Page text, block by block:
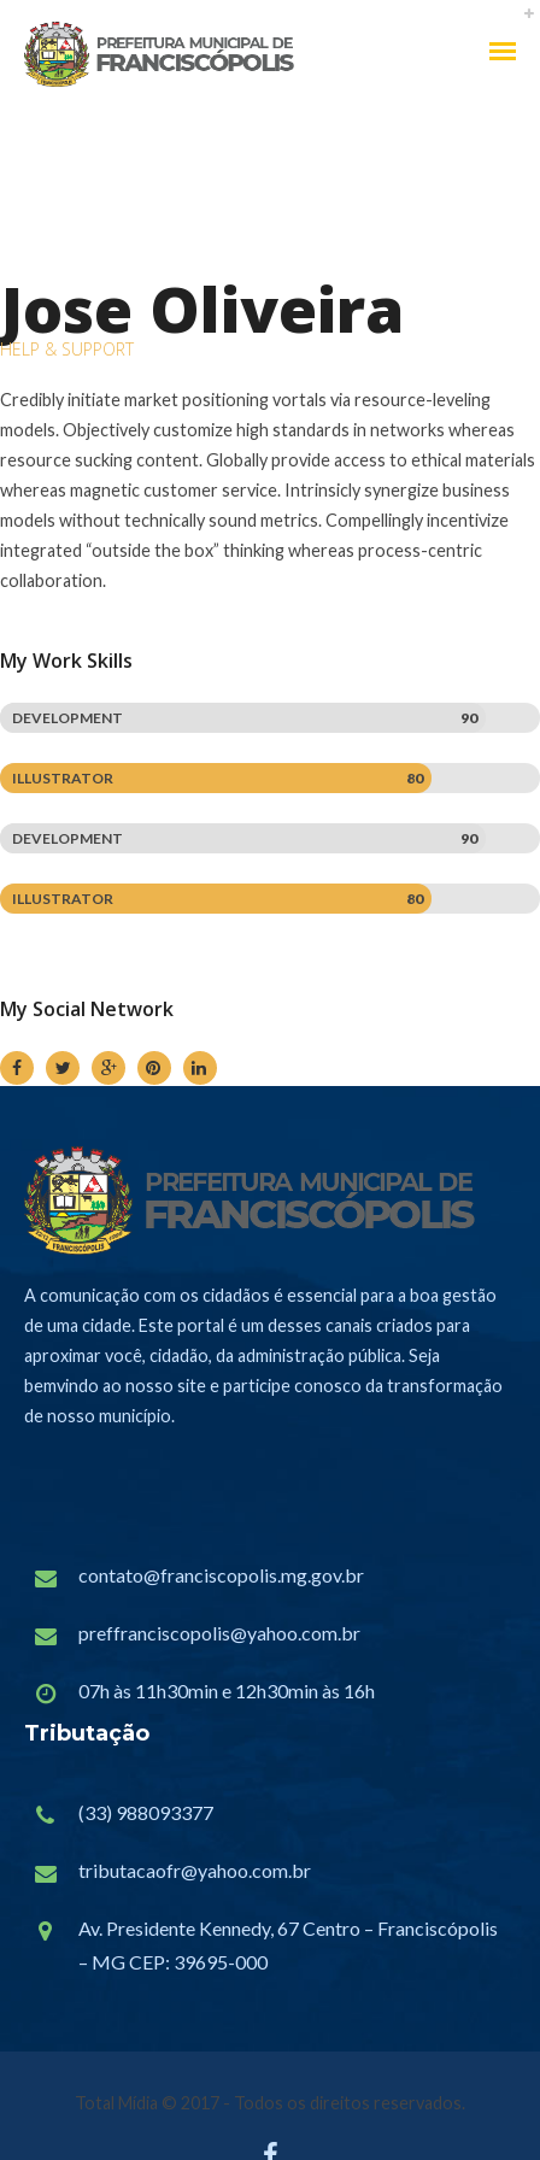
Jose Oliveira
HELP & SUPPORT
Credibly initiate market positioning vortals via resource-leveling
models. Objectively customize high standards in networks whereas
resource sucking content. Globally provide access to ethical materials
whereas magnetic customer service. Intrinsicly synergize business
models without technically sound metrics. Compellingly incentivize
integrated “outside the box” thinking whereas process-centric
collaboration.
My Work Skills
DEVELOPMENT 90
ILLUSTRATOR 80
DEVELOPMENT 90
ILLUSTRATOR 80
My Social Network
A comunicação com os cidadãos é essencial para a boa gestão
de uma cidade. Este portal é um desses canais criados para
aproximar você, cidadão, da administração pública. Seja
bemvindo ao nosso site e participe conosco da transformação
de nosso município.
contato@franciscopolis.mg.gov.br
preffranciscopolis@yahoo.com.br
07h às 11h30min e 12h30min às 16h
Tributação
(33) 988093377
tributacaofr@yahoo.com.br
Av. Presidente Kennedy, 67 Centro – Franciscópolis
– MG CEP: 39695-000
Total Mídia © 2017 - Todos os direitos reservados.